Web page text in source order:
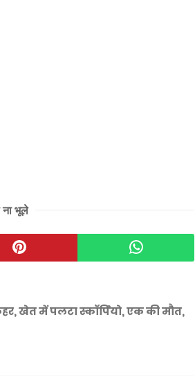
ना भूले
खेत में पलटा स्कॉर्पियो, एक की मौत,